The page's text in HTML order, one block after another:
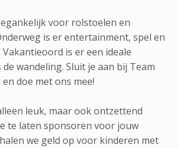
voor rolstoelen en
is er entertainment, spel en
Vakantieoord is er een ideale
wandeling. Sluit je aan bij Team
doe met ons mee!
leuk, maar ook ontzettend
te laten sponsoren voor jouw
we geld op voor kinderen met